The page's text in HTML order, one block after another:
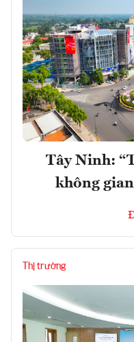
Tây Ninh:
không
Thị trường